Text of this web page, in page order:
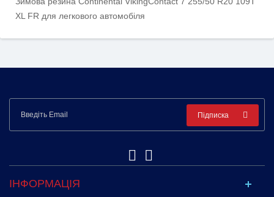
XL FR для легкового автомобіля
Підписка
ІНФОРМАЦІЯ